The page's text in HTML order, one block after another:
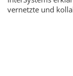
vernetzte und